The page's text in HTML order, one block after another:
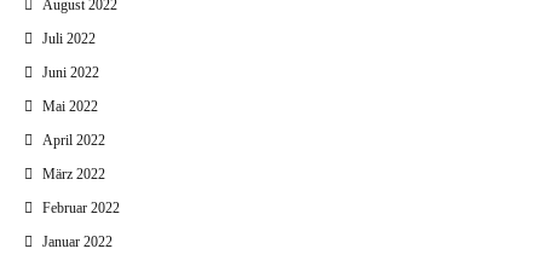
August 2022
Juli 2022
Juni 2022
Mai 2022
April 2022
März 2022
Februar 2022
Januar 2022